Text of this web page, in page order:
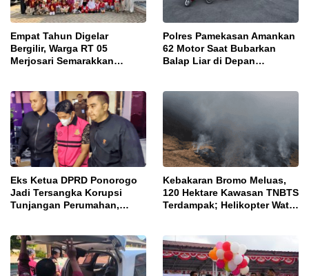
Empat Tahun Digelar
Bergilir, Warga RT 05
Merjosari Semarakkan
Polres Pamekasan Amankan
62 Motor Saat Bubarkan
Balap Liar di Depan
Eks Ketua DPRD Ponorogo
Jadi Tersangka Korupsi
Tunjangan Perumahan,
Kebakaran Bromo Meluas,
120 Hektare Kawasan TNBTS
Terdampak; Helikopter Water